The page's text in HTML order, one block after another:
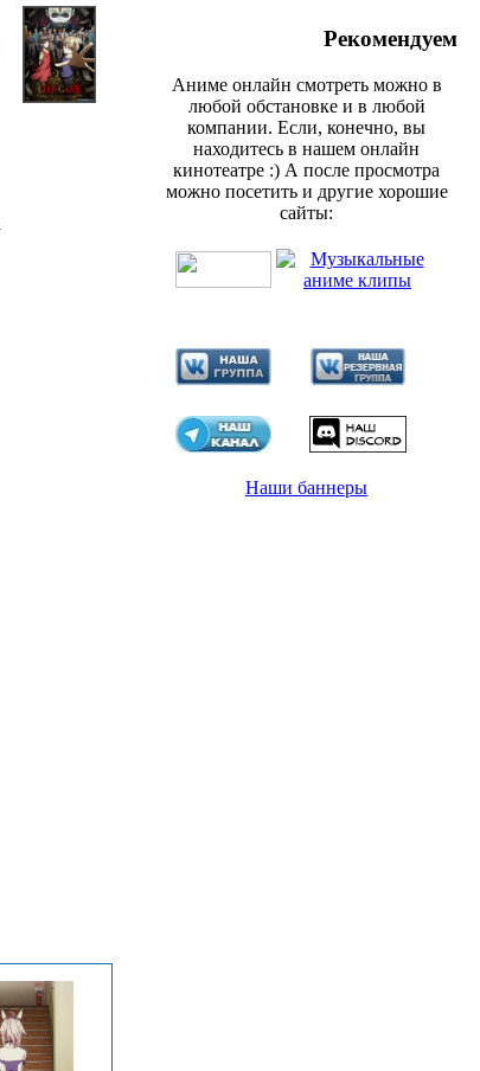
Рекомендуем
Аниме онлайн смотреть можно в
любой обстановке и в любой
компании. Если, конечно, вы
находитесь в нашем онлайн
кинотеатре :) А после просмотра
можно посетить и другие хорошие
сайты:
Наши баннеры